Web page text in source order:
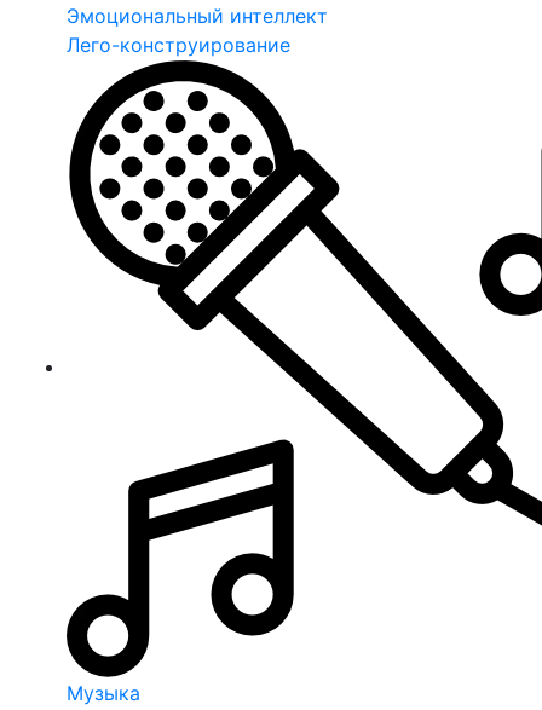
Эмоциональный интеллект
Лего-конструирование
Музыка